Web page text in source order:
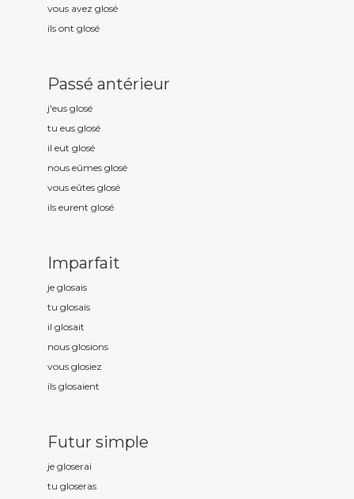
vous avez glosé
ils ont glosé
Passé antérieur
j'eus glosé
tu eus glosé
il eut glosé
nous eûmes glosé
vous eûtes glosé
ils eurent glosé
Imparfait
je glosais
tu glosais
il glosait
nous glosions
vous glosiez
ils glosaient
Futur simple
je gloserai
tu gloseras